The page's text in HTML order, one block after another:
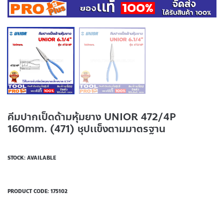
คีมปากเป็ดด้ามหุ้มยาง UNIOR 472/4P
160mm. (471) ชุปเเข็งตามมาตรฐาน
STOCK: AVAILABLE
PRODUCT CODE: 175102